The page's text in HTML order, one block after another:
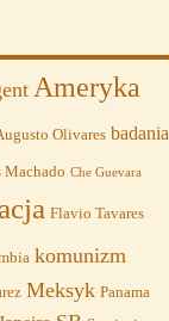
Ameryka
Olivares badania
Machado Che Guevara
Flavio Tavares
komunizm
Meksyk Panama